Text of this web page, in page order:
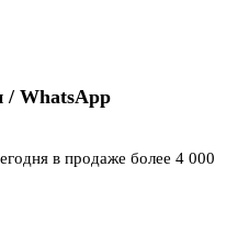
/ WhatsApp
в продаже более 4 000